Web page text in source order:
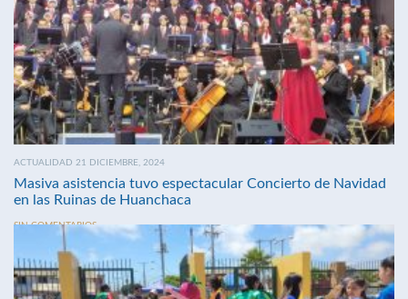
ACTUALIDAD 21 DICIEMBRE, 2024
Masiva asistencia tuvo espectacular Concierto de Navidad
en las Ruinas de Huanchaca
SIN COMENTARIOS